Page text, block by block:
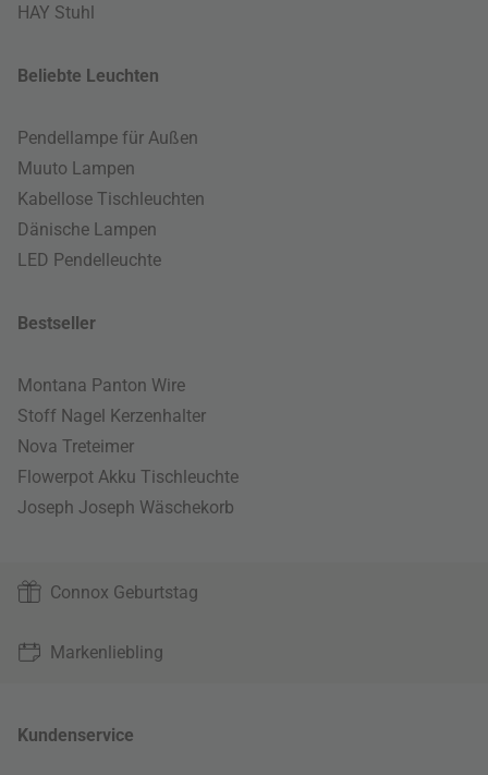
HAY Stuhl
Beliebte Leuchten
Pendellampe für Außen
Muuto Lampen
Kabellose Tischleuchten
Dänische Lampen
LED Pendelleuchte
Bestseller
Montana Panton Wire
Stoff Nagel Kerzenhalter
Nova Treteimer
Flowerpot Akku Tischleuchte
Joseph Joseph Wäschekorb
Connox Geburtstag
Markenliebling
Kundenservice